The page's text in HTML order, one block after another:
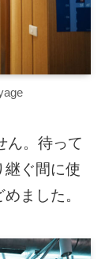
ん。待って
継ぐ間に使
ました。